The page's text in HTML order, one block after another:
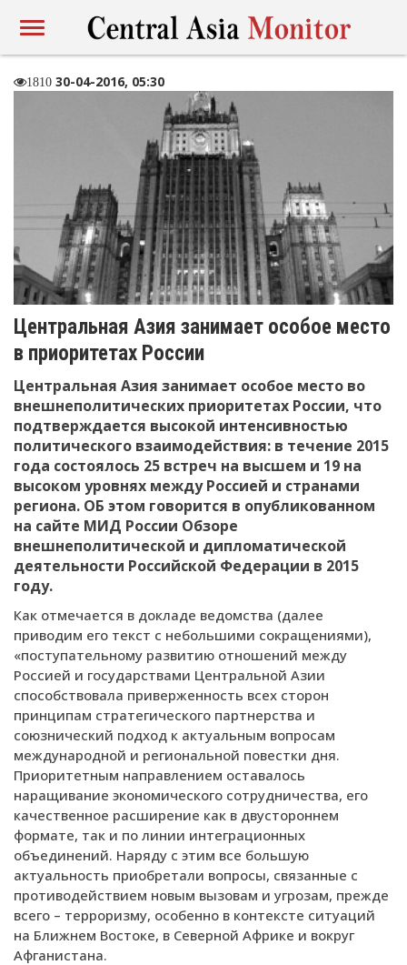
1810 30-04-2016, 05:30
Центральная Азия занимает особое место
в приоритетах России
Центральная Азия занимает особое место во
внешнеполитических приоритетах России, что
подтверждается высокой интенсивностью
политического взаимодействия: в течение 2015
года состоялось 25 встреч на высшем и 19 на
высоком уровнях между Россией и странами
региона. ОБ этом говорится в опубликованном
на сайте МИД России Обзоре
внешнеполитической и дипломатической
деятельности Российской Федерации в 2015
году.
Как отмечается в докладе ведомства (далее
приводим его текст с небольшими сокращениями),
«поступательному развитию отношений между
Россией и государствами Центральной Азии
способствовала приверженность всех сторон
принципам стратегического партнерства и
союзнический подход к актуальным вопросам
международной и региональной повестки дня.
Приоритетным направлением оставалось
наращивание экономического сотрудничества, его
качественное расширение как в двустороннем
формате, так и по линии интеграционных
объединений. Наряду с этим все большую
актуальность приобретали вопросы, связанные с
противодействием новым вызовам и угрозам, прежде
всего – терроризму, особенно в контексте ситуаций
на Ближнем Востоке, в Северной Африке и вокруг
Афганистана.